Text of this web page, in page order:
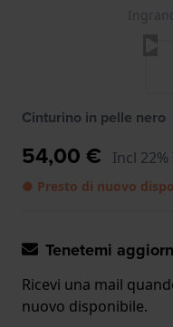
Cinturino in pelle nero
54,00 € Incl 22%
● Presto di nuovo
Tenetemi
Ricevi una mail
nuovo disponibile.